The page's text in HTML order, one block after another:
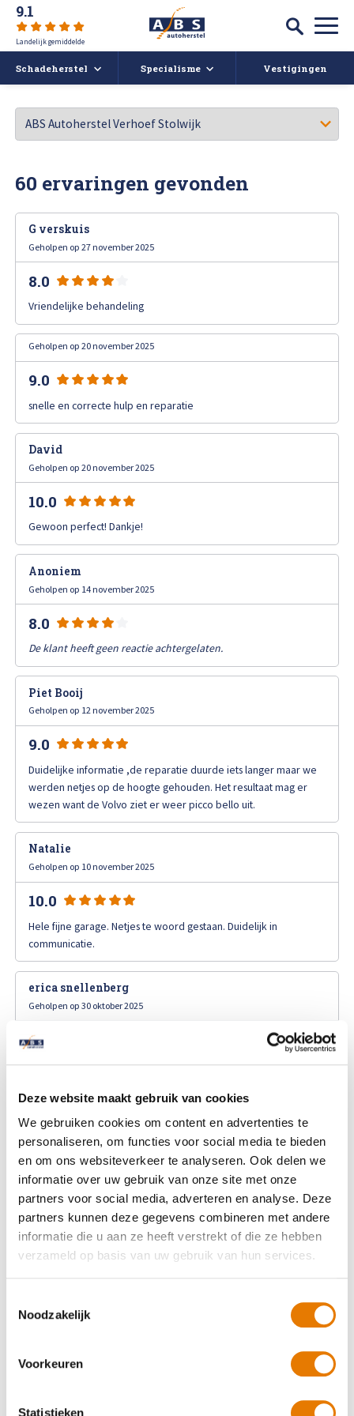
Deze website maakt gebruik van cookies
We gebruiken cookies om content en advertenties te
personaliseren, om functies voor social media te bieden
en om ons websiteverkeer te analyseren. Ook delen we
informatie over uw gebruik van onze site met onze
partners voor social media, adverteren en analyse. Deze
partners kunnen deze gegevens combineren met andere
informatie die u aan ze heeft verstrekt of die ze hebben
verzameld op basis van uw gebruik van hun services.
Noodzakelijk
Voorkeuren
Statistieken
9.1
Landelijk gemiddelde
Schadeherstel Specialisme Vestigingen
Autoschade
Ruitschade
Alle soorten Schadeherstel
Auto spuiten bij schade
Autoruit reparatie
Bumper herstellen
Koplampen polijsten en afstellen
Krassen verwijderen
High Tech Schadeherstel
Lakschade herstellen
Spotrepair
Steenslag herstellen
Total loss
Alle soorten Specialisme
Afspraak maken
Deukendag
Contact
Bel ons op: 0900 - 6611111
60 ervaringen gevonden
G verskuis
Geholpen op 27 november 2025
8.0
Vriendelijke behandeling
Geholpen op 20 november 2025
9.0
snelle en correcte hulp en reparatie
David
Geholpen op 20 november 2025
10.0
Gewoon perfect! Dankje!
Anoniem
Geholpen op 14 november 2025
8.0
De klant heeft geen reactie achtergelaten.
Piet Booij
Geholpen op 12 november 2025
9.0
Duidelijke informatie ,de reparatie duurde iets langer maar we
werden netjes op de hoogte gehouden. Het resultaat mag er
wezen want de Volvo ziet er weer picco bello uit.
Natalie
Geholpen op 10 november 2025
10.0
Hele fijne garage. Netjes te woord gestaan. Duidelijk in
communicatie.
erica snellenberg
Geholpen op 30 oktober 2025
10.0
binnen 3 dagen hadden wij de auto weer terug netjes
gewassen en van binnen uitgezogen top service!!!
Autorijschool Dunnewold
Geholpen op 23 oktober 2025
10.0
De klant heeft geen reactie achtergelaten.
Marien Lingen
9.0
mooi schoon opgeleverd. Geen klachten.